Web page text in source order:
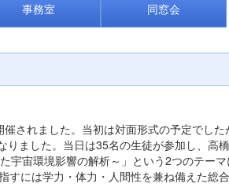
事務室 同窓会
されました。当初は対面形式の予定でした
ました。当日は35名の生徒が参加し、高
宇宙環境影響の解析～」という2つのテーマ
すには学力・体力・人間性を兼ね備えた総